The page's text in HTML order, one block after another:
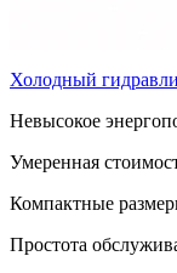
Холодный
Невысокое
Умеренная
Компактные
Простота